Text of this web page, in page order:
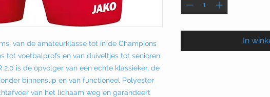
van de amateurklasse tot in de Champions
tot voetbalprofs en van duiveltjes tot senioren.
2.0 is de opvolger van een echte klassieker, de
binnenslip en van functioneel Polyester
van het lichaam weg en garandeert
In